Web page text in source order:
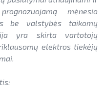
mėnesio
be valstybės taikomų
yra skirta vartotojų
elektros tiekėjų